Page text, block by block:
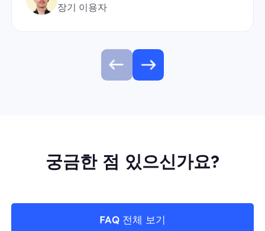
장기 이용자
궁금한 점 있으신가요?
FAQ 전체 보기